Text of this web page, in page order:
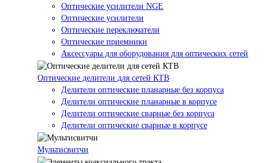
Оптические усилители NGE
Оптические усилители
Оптические переключатели
Оптические приемники
Аксессуары для оборудования для оптических сетей
Оптические делители для сетей КТВ
Делители оптические планарные без корпуса
Делители оптические планарные в корпусе
Делители оптические сварные без корпуса
Делители оптические сварные в корпусе
Мультисвитчи